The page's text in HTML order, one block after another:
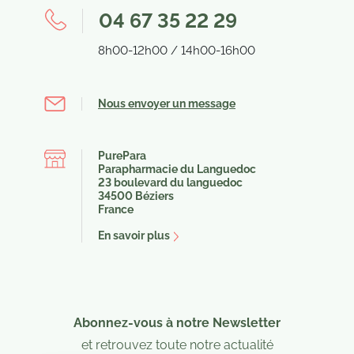
04 67 35 22 29
8h00-12h00 / 14h00-16h00
Nous envoyer un message
PurePara
Parapharmacie du Languedoc
23 boulevard du languedoc
34500 Béziers
France
En savoir plus
Abonnez-vous à notre Newsletter
et retrouvez toute notre actualité